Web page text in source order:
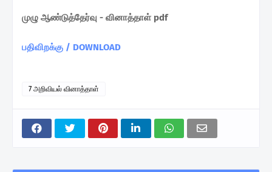
முழு ஆண்டுத்தேர்வு - வினாத்தாள் pdf
பதிவிறக்கு / DOWNLOAD
7 அறிவியல் வினாத்தாள்